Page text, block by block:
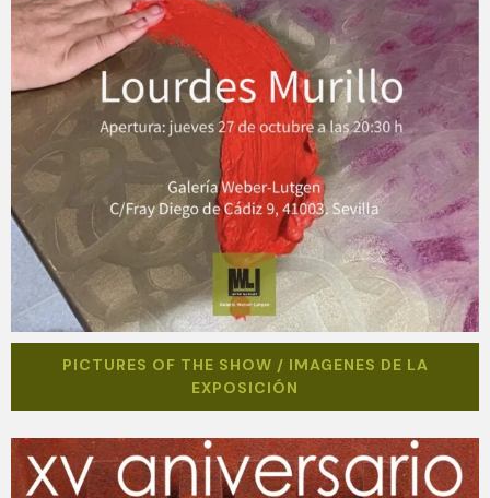
PICTURES OF THE SHOW / IMAGENES DE LA
EXPOSICIÓN